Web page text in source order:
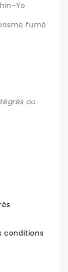
Yo
fumé
ou
conditions